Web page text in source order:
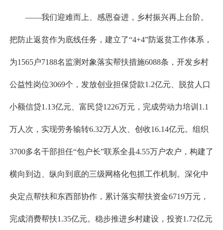
——我们迎难而上、感恩奋进，乡村振兴再上台阶。
把防止返贫作为底线任务，建立了“4+4”防返贫工作体系，
为1565户7188名监测对象落实帮扶措施6088条，开发乡村
公益性岗位3069个，发放创业担保贷款1.2亿元、脱贫人口
小额信贷1.13亿元、富民贷1226万元，完成劳动力培训1.1
万人次，实现劳务输转6.32万人次、创收16.14亿元。组织
3700多名干部担任“包户长”联系全县4.55万户农户，构建了
横向到边、纵向到底的三级网格化包抓工作机制。深化中
央定点帮扶和东西部协作，累计落实帮扶资金6719万元，
完成消费帮扶1.35亿元。稳步推进乡村建设，投资1.72亿元